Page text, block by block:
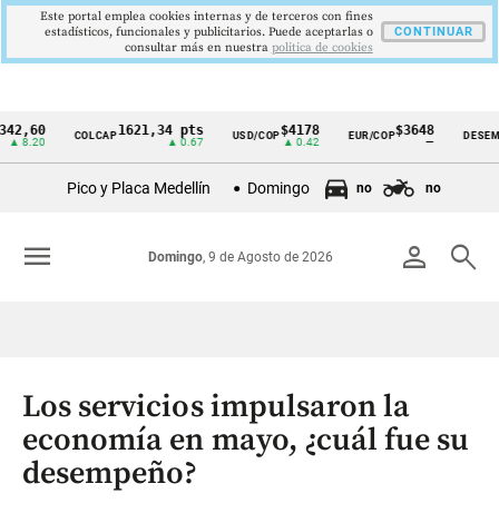
Cintillo
Colombia
COLCAP1621,34 pts USD/COP$4178
▲ 0.42
EUR/COP$3648
—
DESEMPLEO
Pico y Placa Medellín Domingo no no
person search
Domingo, 9 de Agosto de 2026
menu
Los servicios impulsaron la
economía en mayo, ¿cuál fue su
desempeño?
Este portal emplea cookies internas y de terceros con fines
estadísticos, funcionales y publicitarios. Puede aceptarlas o
consultar más en nuestra politica de cookies
CONTINUAR